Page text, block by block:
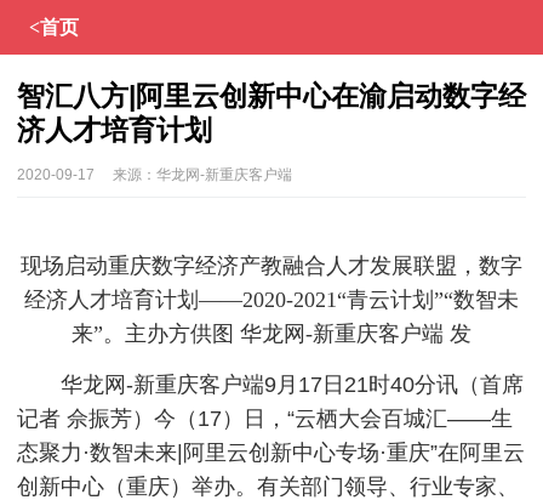
<首页
智汇八方|阿里云创新中心在渝启动数字经
济人才培育计划
来源： 华龙网-新重庆客户端
2020-09-17
现场启动重庆数字经济产教融合人才发展联盟，数字
经济人才培育计划——2020-2021“青云计划”“数智未
来”。主办方供图 华龙网-新重庆客户端 发
华龙网-新重庆客户端9月17日21时40分讯（首席
记者 佘振芳）今（17）日，“云栖大会百城汇——生
态聚力·数智未来|阿里云创新中心专场·重庆”在阿里云
创新中心（重庆）举办。有关部门领导、行业专家、